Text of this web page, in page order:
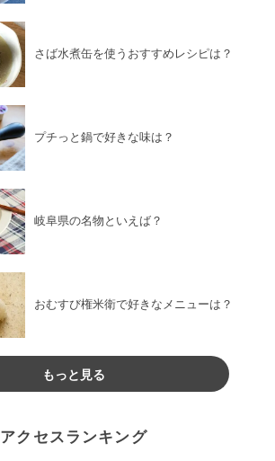
さば水煮缶を使うおすすめレシピは？
プチっと鍋で好きな味は？
岐阜県の名物といえば？
おむすび権米衛で好きなメニューは？
もっと見る
アクセスランキング